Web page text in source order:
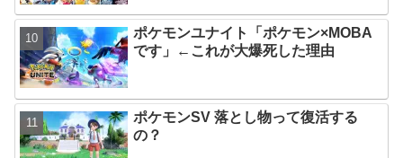
ポケモンユナイト「ポケモン×MOBA
です」←これが大爆死した理由
ポケモンSV 落とし物って復活する
の？